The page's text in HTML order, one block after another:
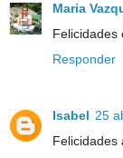
Maria
Felicidades
Responder
Isabel 25
Felicidades